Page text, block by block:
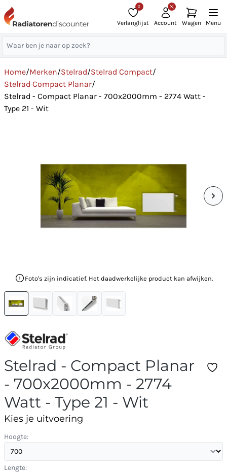
0
Verlanglijst Account Wagen Menu
Home/Merken/Stelrad/Stelrad Compact/
Stelrad Compact Planar/
Stelrad - Compact Planar - 700x2000mm - 2774 Watt -
Type 21 - Wit
Foto's zijn indicatief. Het daadwerkelijke product kan afwijken.
Stelrad - Compact Planar
- 700x2000mm - 2774
Watt - Type 21 - Wit
Kies je uitvoering
Hoogte:
Lengte: